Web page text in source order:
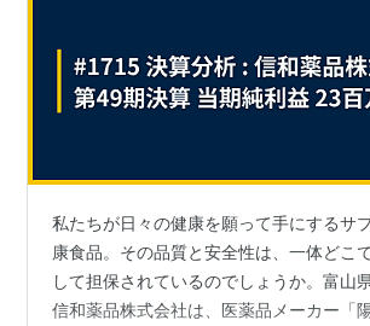
私たちが日々の健康を願って手にするサ
康食品。その品質と安全性は、一体どこ
して担保されているのでしょうか。富山
信和薬品株式会社は、医薬品メーカー「